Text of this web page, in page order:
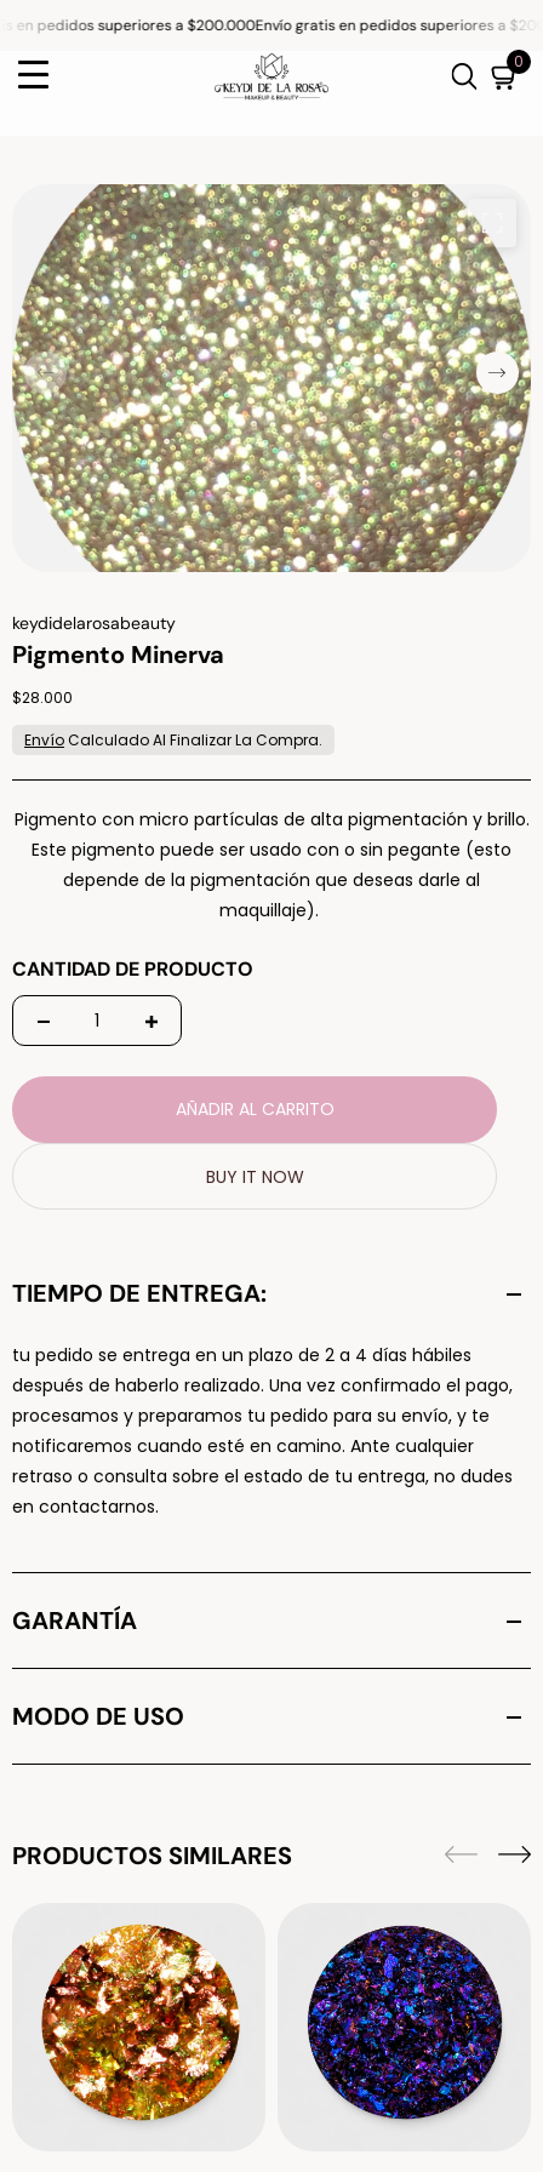
SKIP TO CONTENT
en pedidos superiores a $200.000Envío gratis en pedidos superiores a
Vendor:
keydidelarosabeauty
Pigmento Minerva
Regular price
$28.000
EnvíoCalculado Al Finalizar La Compra.
Pigmento con micro partículas de alta pigmentación y brillo.
Este pigmento puede ser usado con o sin pegante (esto
depende de la pigmentación que deseas darle al
maquillaje).
CANTIDAD DE PRODUCTO
AÑADIR AL CARRITO
BUY IT NOW
TIEMPO DE ENTREGA:
tu pedido se entrega en un plazo de 2 a 4 días hábiles
después de haberlo realizado. Una vez confirmado el pago,
procesamos y preparamos tu pedido para su envío, y te
notificaremos cuando esté en camino. Ante cualquier
retraso o consulta sobre el estado de tu entrega, no dudes
en contactarnos.
GARANTÍA
MODO DE USO
PRODUCTOS SIMILARES